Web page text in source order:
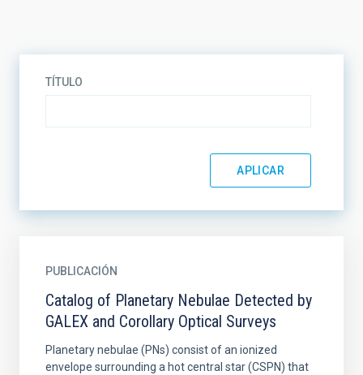
TÍTULO
PUBLICACIÓN
Catalog of Planetary Nebulae Detected by
GALEX and Corollary Optical Surveys
Planetary nebulae (PNs) consist of an ionized
envelope surrounding a hot central star (CSPN) that